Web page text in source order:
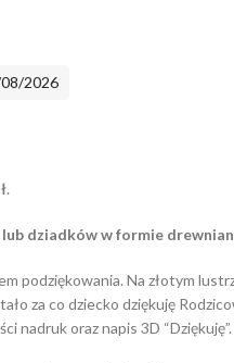
2026
.
dziadków w formie
podziękowania. Na złotym
za co dziecko dziękuję
nadruk oraz napis 3D “Dziękuję”.